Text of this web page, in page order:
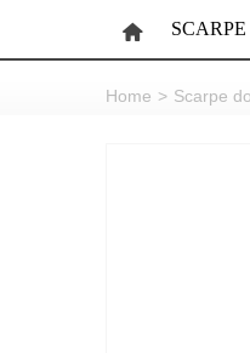
Home > Scarpe